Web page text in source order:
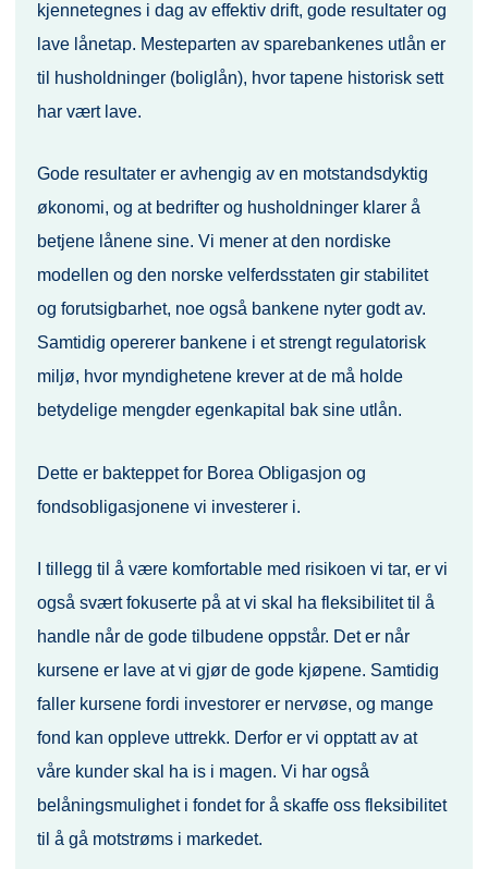
kjennetegnes i dag av effektiv drift, gode resultater og
lave lånetap. Mesteparten av sparebankenes utlån er
til husholdninger (boliglån), hvor tapene historisk sett
har vært lave.
Gode resultater er avhengig av en motstandsdyktig
økonomi, og at bedrifter og husholdninger klarer å
betjene lånene sine. Vi mener at den nordiske
modellen og den norske velferdsstaten gir stabilitet
og forutsigbarhet, noe også bankene nyter godt av.
Samtidig opererer bankene i et strengt regulatorisk
miljø, hvor myndighetene krever at de må holde
betydelige mengder egenkapital bak sine utlån.
Dette er bakteppet for Borea Obligasjon og
fondsobligasjonene vi investerer i.
I tillegg til å være komfortable med risikoen vi tar, er vi
også svært fokuserte på at vi skal ha fleksibilitet til å
handle når de gode tilbudene oppstår. Det er når
kursene er lave at vi gjør de gode kjøpene. Samtidig
faller kursene fordi investorer er nervøse, og mange
fond kan oppleve uttrekk. Derfor er vi opptatt av at
våre kunder skal ha is i magen. Vi har også
belåningsmulighet i fondet for å skaffe oss fleksibilitet
til å gå motstrøms i markedet.